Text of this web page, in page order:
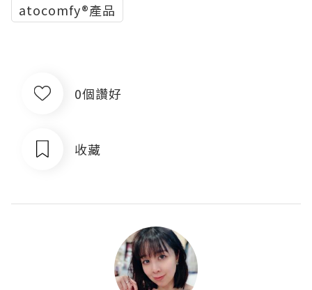
atocomfy®產品
0個讚好
收藏